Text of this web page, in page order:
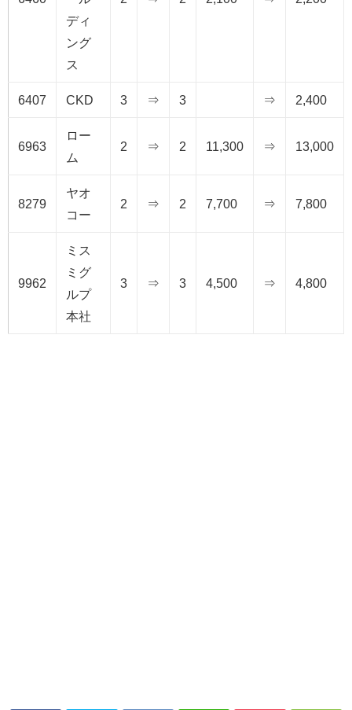
ディ
ング
ス
6407 CKD 3 ⇒ 3 ⇒ 2,400
6963
ロー
ム
2 ⇒ 2 11,300 ⇒ 13,000
8279
ヤオ
コー
2 ⇒ 2 7,700 ⇒ 7,800
9962
ミス
ミグ
ルプ
本社
3 ⇒ 3 4,500 ⇒ 4,800